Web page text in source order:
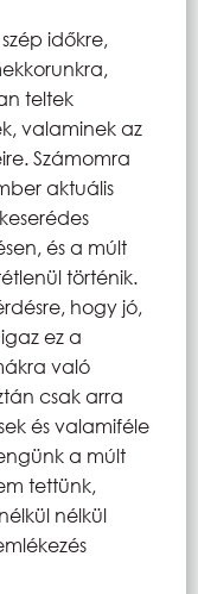
időkre,
teltek
valaminek az
Számomra
aktuális
és a múlt
történik.
hogy jó,
ez a
való
csak arra
és valamiféle
a múlt
tettünk,
nélkül